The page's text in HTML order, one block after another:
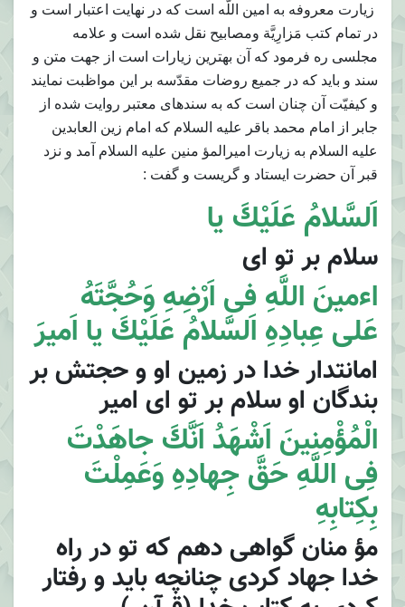
زيارت معروفه به امين اللَّه است كه در نهايت اعتبار است و
در تمام كتب مَزارِيَّة ومصابيح نقل شده است و علامه
مجلسى ره فرمود كه آن بهترين زيارات است از جهت متن و
سند و بايد كه در جميع روضات مقدّسه بر اين مواظبت نمايند
و كيفيّت آن چنان است كه به سندهاى معتبر روايت شده از
جابر از امام محمد باقر عليه السلام كه امام زين العابدين
عليه السلام به زيارت اميرالمؤ منين عليه السلام آمد و نزد
قبر آن حضرت ايستاد و گريست و گفت :
اَلسَّلامُ عَلَيْكَ يا
سلام بر تو اى
اءمينَ اللَّهِ فى اَرْضِهِ وَحُجَّتَهُ
عَلى عِبادِهِ اَلسَّلامُ عَلَيْكَ يا اَميرَ
امانتدار خدا در زمين او و حجتش بر
بندگان او سلام بر تو اى امير
الْمُؤْمِنينَ اَشْهَدُ اَنَّكَ جاهَدْتَ
فِى اللَّهِ حَقَّ جِهادِهِ وَعَمِلْتَ
بِكِتابِهِ
مؤ منان گواهى دهم كه تو در راه
خدا جهاد كردى چنانچه بايد و رفتار